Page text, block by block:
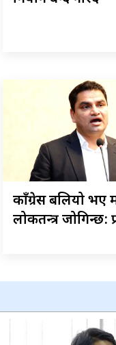
काँग्रेस बलियो भए
लोकतन्त्र जोगिन्छ: